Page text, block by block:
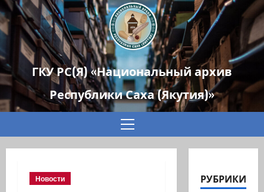
ГКУ РС(Я) «Национальный архив
Республики Саха (Якутия)»
Основное
Новости
РУБРИКИ